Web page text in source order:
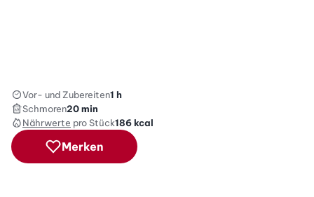
Vor- und Zubereiten1 h
Schmoren20 min
Nährwerte pro Stück186kcal
Merken